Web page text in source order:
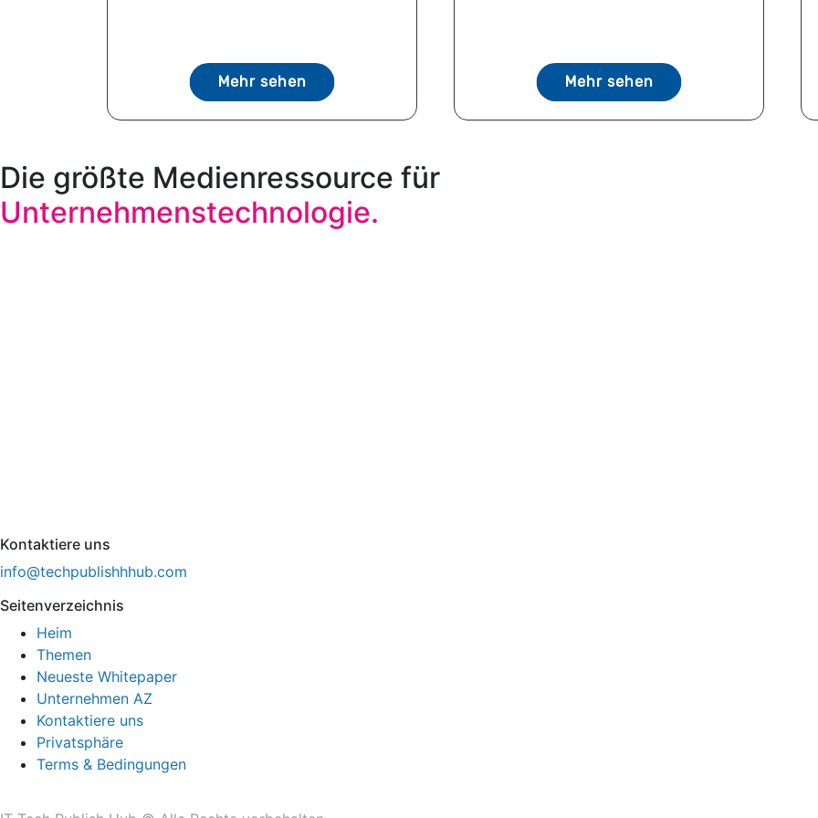
Mehr sehen Mehr sehen
Die größte Medienressource für
Unternehmenstechnologie.
Kontaktiere uns
info@techpublishhhub.com
Seitenverzeichnis
Heim
Themen
Neueste Whitepaper
Unternehmen AZ
Kontaktiere uns
Privatsphäre
Terms & Bedingungen